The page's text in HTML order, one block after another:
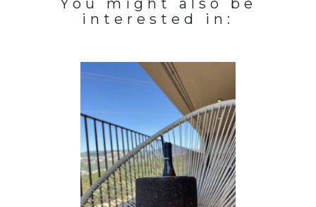
You might also be
interested in: